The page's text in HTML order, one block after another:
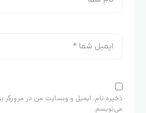
ذخیره نام، ایمیل و وبسایت من در مرورگر برای
می‌نویسم.